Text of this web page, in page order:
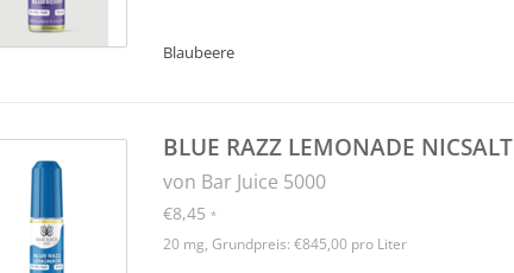
Blaubeere
BLUE RAZZ LEMONADE NICSALT
von Bar Juice 5000
€8,45 *
20 mg, Grundpreis: €845,00 pro Liter